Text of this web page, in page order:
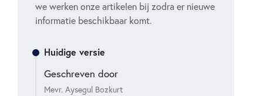
we werken onze artikelen bij zodra er nieuwe
informatie beschikbaar komt.
Huidige versie
Geschreven door
Mevr. Aysegul Bozkurt